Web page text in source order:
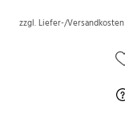
zzgl. Liefer-/Versandkosten